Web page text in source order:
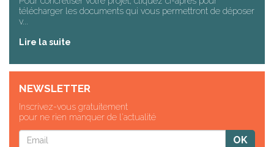
télécharger les documents qui vous permettront de déposer
v...
Lire la suite
NEWSLETTER
Inscrivez-vous gratuitement
pour ne rien manquer de l'actualité